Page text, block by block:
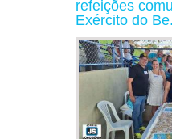
refeições
Exército do